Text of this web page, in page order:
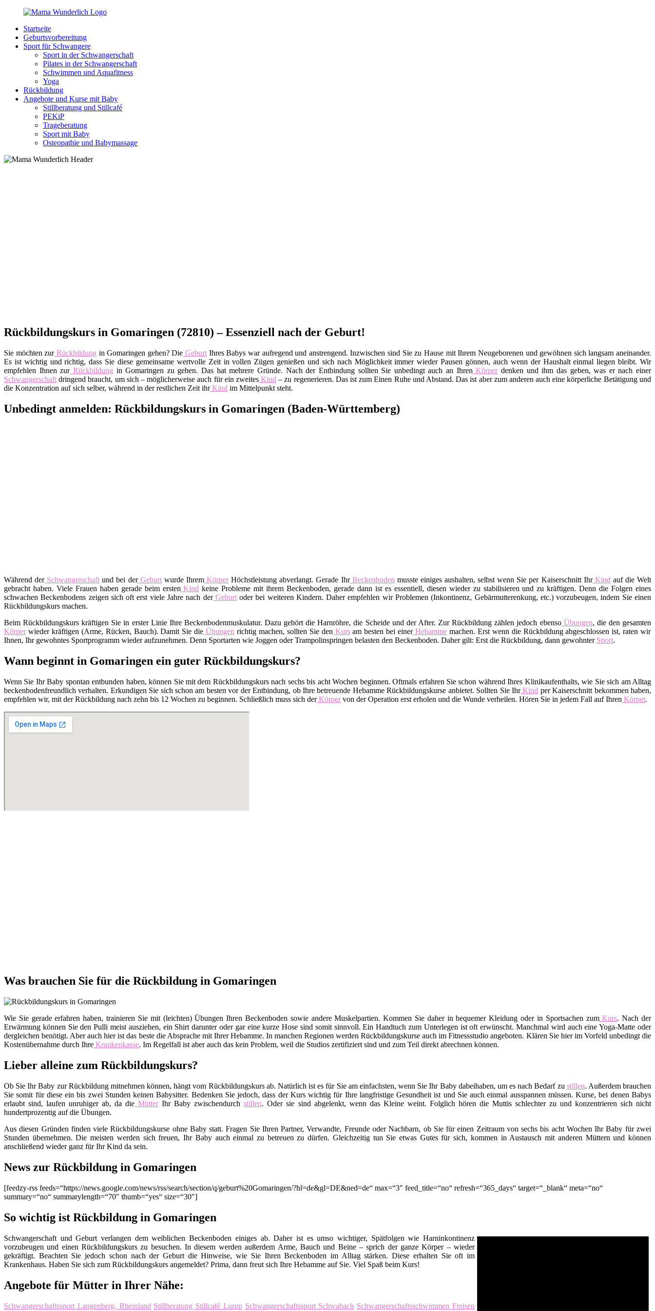
Zurück
Inhalt
MamaWunderlich.de
Mutti
sein
wunderbar!
Startseite
Geburtsvorbereitung
Sport für Schwangere
Sport in der Schwangerschaft
Pilates in der Schwangerschaft
Schwimmen und Aquafitness
Yoga
Rückbildung
Angebote und Kurse mit Baby
Stillberatung und Stillcafé
PEKiP
Trageberatung
Sport mit Baby
Osteopathie und Babymassage
Rückbildungskurs in Gomaringen (72810) – Essenziell nach der Geburt!
Sie möchten zurRückbildung in Gomaringen gehen? Die Geburt Ihres Babys war aufregend und anstrengend. Inzwischen sind Sie zu Hause mit Ihrem Neugeborenen und gewöhnen sich langsam aneinander.
Es ist wichtig und richtig, dass Sie diese gemeinsame wertvolle Zeit in vollen Zügen genießen und sich nach Möglichkeit immer wieder Pausen gönnen, auch wenn der Haushalt einmal liegen bleibt. Wir
empfehlen Ihnen zurRückbildung in Gomaringen zu gehen. Das hat mehrere Gründe. Nach der Entbindung sollten Sie unbedingt auch an Ihren Körperdenken und ihm das geben, was er nach einer
Schwangerschaft dringend braucht, um sich – möglicherweise auch für ein zweitesKind – zu regenerieren. Das ist zum Einen Ruhe und Abstand. Das ist aber zum anderen auch eine körperliche Betätigung und
die Konzentration auf sich selber, während in der restlichen Zeit ihrKind im Mittelpunkt steht.
Unbedingt anmelden: Rückbildungskurs in Gomaringen (Baden-Württemberg)
Während derSchwangerschaft und bei derGeburtwurde IhremKörperHöchstleistung abverlangt. Gerade IhrBeckenboden musste einiges aushalten, selbst wenn Sie per Kaiserschnitt IhrKind auf die Welt
gebracht haben. Viele Frauen haben gerade beim ersten Kind keine Probleme mit ihrem Beckenboden, gerade dann ist es essentiell, diesen wieder zu stabilisieren und zu kräftigen. Denn die Folgen eines
schwachen Beckenbodens zeigen sich oft erst viele Jahre nach derGeburtoder bei weiteren Kindern. Daher empfehlen wir Problemen (Inkontinenz, Gebärmutterenkung, etc.) vorzubeugen, indem Sie einen
Rückbildungskurs machen.
Beim Rückbildungskurs kräftigen Sie in erster Linie Ihre Beckenbodenmuskulatur. Dazu gehört die Harnröhre, die Scheide und der After. Zur Rückbildung zählen jedoch ebensoÜbungen, die den gesamten
Körperwieder kräftigen (Arme, Rücken, Bauch). Damit Sie die Übungen richtig machen, sollten Sie den Kursam besten bei einerHebamme machen. Erst wenn die Rückbildung abgeschlossen ist, raten wir
Ihnen, Ihr gewohntes Sportprogramm wieder aufzunehmen. Denn Sportarten wie Joggen oder Trampolinspringen belasten den Beckenboden. Daher gilt: Erst die Rückbildung, dann gewohnter Sport.
Wann beginnt in Gomaringen ein guter Rückbildungskurs?
Wenn Sie Ihr Baby spontan entbunden haben, können Sie mit dem Rückbildungskurs nach sechs bis acht Wochen beginnen. Oftmals erfahren Sie schon während Ihres Klinikaufenthalts, wie Sie sich am Alltag
beckenbodenfreundlich verhalten. Erkundigen Sie sich schon am besten vor der Entbindung, ob Ihre betreuende Hebamme Rückbildungskurse anbietet. Sollten Sie IhrKind per Kaiserschnitt bekommen haben,
empfehlen wir, mit der Rückbildung nach zehn bis 12 Wochen zu beginnen. Schließlich muss sich derKörpervon der Operation erst erholen und die Wunde verheilen. Hören Sie in jedem Fall auf Ihren Körper.
Was brauchen Sie für die Rückbildung in Gomaringen
Wie Sie gerade erfahren haben, trainieren Sie mit (leichten) Übungen Ihren Beckenboden sowie andere Muskelpartien. Kommen Sie daher in bequemer Kleidung oder in Sportsachen zumKurs. Nach der
Erwärmung können Sie den Pulli meist ausziehen, ein Shirt darunter oder gar eine kurze Hose sind somit sinnvoll. Ein Handtuch zum Unterlegen ist oft erwünscht. Manchmal wird auch eine Yoga-Matte oder
dergleichen benötigt. Aber auch hier ist das beste die Absprache mit Ihrer Hebamme. In manchen Regionen werden Rückbildungskurse auch im Fitnessstudio angeboten. Klären Sie hier im Vorfeld unbedingt die
Kostenübernahme durch Ihre Krankenkasse. Im Regelfall ist aber auch das kein Problem, weil die Studios zertifiziert sind und zum Teil direkt abrechnen können.
Lieber alleine zum Rückbildungskurs?
Ob Sie Ihr Baby zur Rückbildung mitnehmen können, hängt vom Rückbildungskurs ab. Natürlich ist es für Sie am einfachsten, wenn Sie Ihr Baby dabeihaben, um es nach Bedarf zu stillen. Außerdem brauchen
Sie somit für diese ein bis zwei Stunden keinen Babysitter. Bedenken Sie jedoch, dass der Kurs wichtig für Ihre langfristige Gesundheit ist und Sie auch einmal ausspannen müssen. Kurse, bei denen Babys
erlaubt sind, laufen unruhiger ab, da die MütterIhr Baby zwischendurchstillen. Oder sie sind abgelenkt, wenn das Kleine weint. Folglich hören die Muttis schlechter zu und konzentrieren sich nicht
hundertprozentig auf die Übungen.
Aus diesen Gründen finden viele Rückbildungskurse ohne Baby statt. Fragen Sie Ihren Partner, Verwandte, Freunde oder Nachbarn, ob Sie für einen Zeitraum von sechs bis acht Wochen Ihr Baby für zwei
Stunden übernehmen. Die meisten werden sich freuen, Ihr Baby auch einmal zu betreuen zu dürfen. Gleichzeitig tun Sie etwas Gutes für sich, kommen in Austausch mit anderen Müttern und können
anschließend wieder ganz für Ihr Kind da sein.
News zur Rückbildung in Gomaringen
[feedzy-rss feeds=“https://news.google.com/news/rss/search/section/q/geburt%20Gomaringen/?hl=de&gl=DE&ned=de“ max=“3″ feed_title=“no“ refresh=“365_days“ target=“_blank“ meta=“no“
summary=“no“ summarylength=“70″ thumb=“yes“ size=“30″]
So wichtig ist Rückbildung in Gomaringen
Schwangerschaft und Geburt verlangen dem weiblichen Beckenboden einiges ab. Daher ist es umso wichtiger, Spätfolgen wie Harninkontinenz
vorzubeugen und einen Rückbildungskurs zu besuchen. In diesem werden außerdem Arme, Bauch und Beine – sprich der ganze Körper – wieder
gekräftigt. Beachten Sie jedoch schon nach der Geburt die Hinweise, wie Sie Ihren Beckenboden im Alltag stärken. Diese erhalten Sie oft im
Krankenhaus. Haben Sie sich zum Rückbildungskurs angemeldet? Prima, dann freut sich Ihre Hebamme auf Sie. Viel Spaß beim Kurs!
Angebote für Mütter in Ihrer Nähe:
Schwangerschaftssport Langenberg, Rheinland Stillberatung Stillcafé Lurup Schwangerschaftssport Schwabach Schwangerschaftsschwimmen Freisen